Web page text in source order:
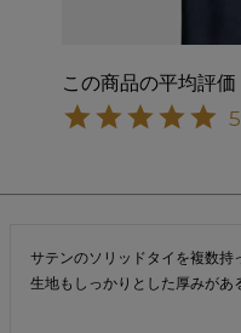
サテンのソリッドタイを複数持
生地もしっかりとした厚みがあ